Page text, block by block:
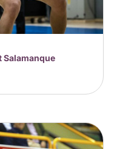
Salamanque